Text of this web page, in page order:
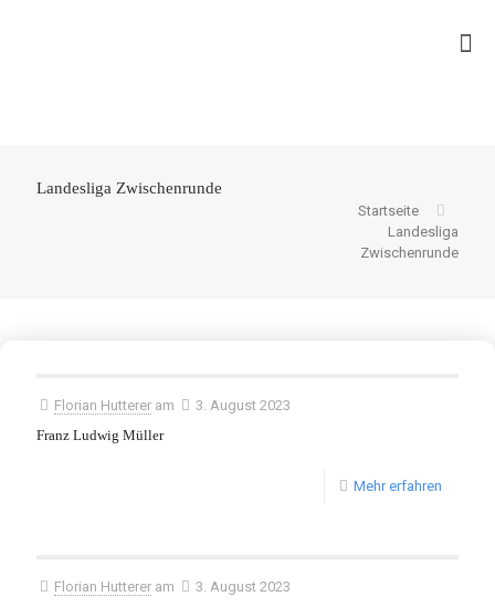
Landesliga Zwischenrunde
Startseite
Landesliga
Zwischenrunde
Florian Hutterer am
3. August 2023
Franz Ludwig Müller
Mehr erfahren
Florian Hutterer am
3. August 2023